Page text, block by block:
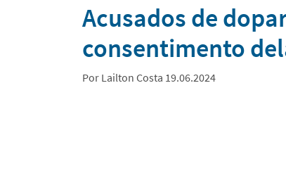
Notícias
Acusados de
consentimento
Por Lailton Costa 19.06.2024